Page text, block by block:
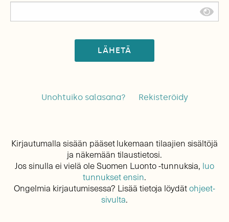
LÄHETÄ
Unohtuiko salasana? Rekisteröidy
Kirjautumalla sisään pääset lukemaan tilaajien sisältöjä
ja näkemään tilaustietosi.
Jos sinulla ei vielä ole Suomen Luonto -tunnuksia, luo
tunnukset ensin.
Ongelmia kirjautumisessa? Lisää tietoja löydätohjeet-
sivulta.